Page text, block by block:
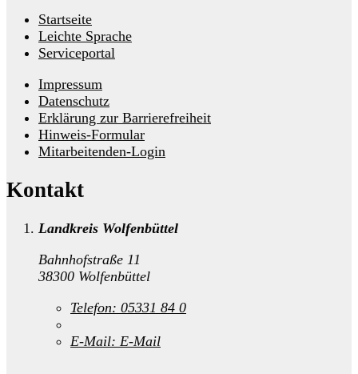
Startseite
Leichte Sprache
Serviceportal
Impressum
Datenschutz
Erklärung zur Barrierefreiheit
Hinweis-Formular
Mitarbeitenden-Login
Kontakt
Landkreis Wolfenbüttel
Bahnhofstraße 11
38300 Wolfenbüttel
Telefon: 05331 84 0
E-Mail: E-Mail